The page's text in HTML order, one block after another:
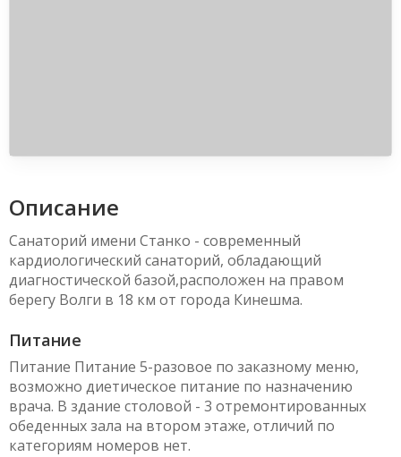
Описание
Санаторий имени Станко - современный
кардиологический санаторий, обладающий
диагностической базой,расположен на правом
берегу Волги в 18 км от города Кинешма.
Питание
Питание Питание 5-разовое по заказному меню,
возможно диетическое питание по назначению
врача. В здание столовой - 3 отремонтированных
обеденных зала на втором этаже, отличий по
категориям номеров нет.